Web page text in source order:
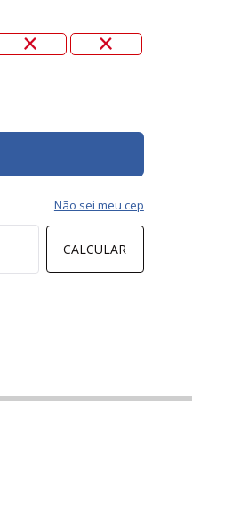
CALCULAR
Não sei meu cep